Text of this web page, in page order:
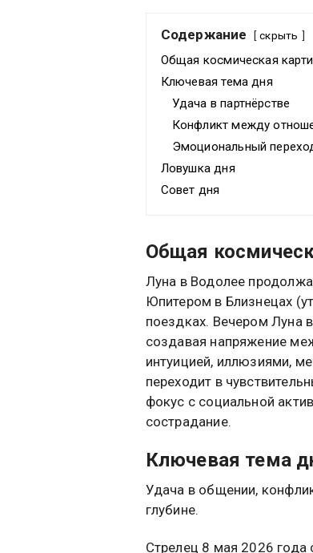
Содержание скрыть
Общая космическая
Ключевая тема дня
Удача в партнёрстве
Конфликт между
Эмоциональный
Ловушка дня
Совет дня
Общая
Луна в Водолее
Юпитером в Близнецах
поездках. Вечером Луна
создавая напряжение
интуицией, иллюзиями,
переходит в
фокус с социальной
сострадание.
Ключевая тема
Удача в общении,
глубине.
Стрелец 8 мая 2026